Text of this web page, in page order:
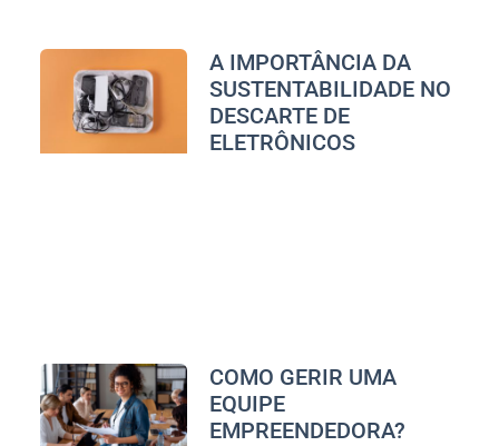
A IMPORTÂNCIA DA
SUSTENTABILIDADE NO
DESCARTE DE
ELETRÔNICOS
COMO GERIR UMA
EQUIPE
EMPREENDEDORA?